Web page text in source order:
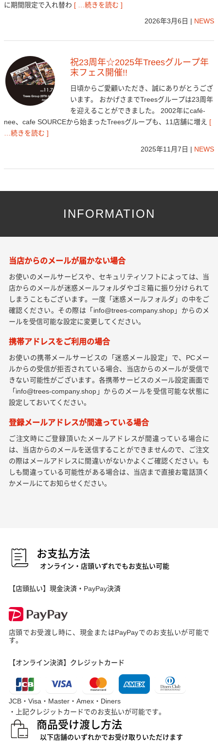
に期間限定で入れ替わ [ …続きを読む ]
2026年3月6日 | NEWS
祝23周年☆2025年Treesグループ年
末フェス開催!!
日頃からご愛顧いただき、誠にありがとうござ
います。 おかげさまでTreesグループは23周年
を迎えることができました。 2002年にcafé-
nee、cafe SOURCEから始まったTreesグループも、11店舗に増え [
…続きを読む ]
2025年11月7日 | NEWS
INFORMATION
当店からのメールが届かない場合
お使いのメールサービスや、セキュリティソフトによっては、当
店からのメールが迷惑メールフォルダやゴミ箱に振り分けられて
しまうこともございます。一度「迷惑メールフォルダ」の中をご
確認ください。その際は「info@trees-company.shop」からのメ
ールを受信可能な設定に変更してください。
携帯アドレスをご利用の場合
お使いの携帯メールサービスの「迷惑メール設定」で、PCメー
ルからの受信が拒否されている場合、当店からのメールが受信で
きない可能性がございます。各携帯サービスのメール設定画面で
「info@trees-company.shop」からのメールを受信可能な状態に
設定しておいてください。
登録メールアドレスが間違っている場合
ご注文時にご登録頂いたメールアドレスが間違っている場合に
は、当店からのメールを送信することができませんので、ご注文
の際はメールアドレスに間違いがないかよくご確認ください。も
しも間違っている可能性がある場合は、当店まで直接お電話頂く
かメールにてお知らせください。
お支払方法
オンライン・店頭いずれでもお支払い可能
【店頭払い】現金決済・PayPay決済
店頭でお受渡し時に、現金またはPayPayでのお支払いが可能で
す。
【オンライン決済】クレジットカード
JCB・Visa・Master・Amex・Diners
・上記クレジットカードでのお支払いが可能です。
商品受け渡し方法
以下店舗のいずれかでお受け取りいただけます